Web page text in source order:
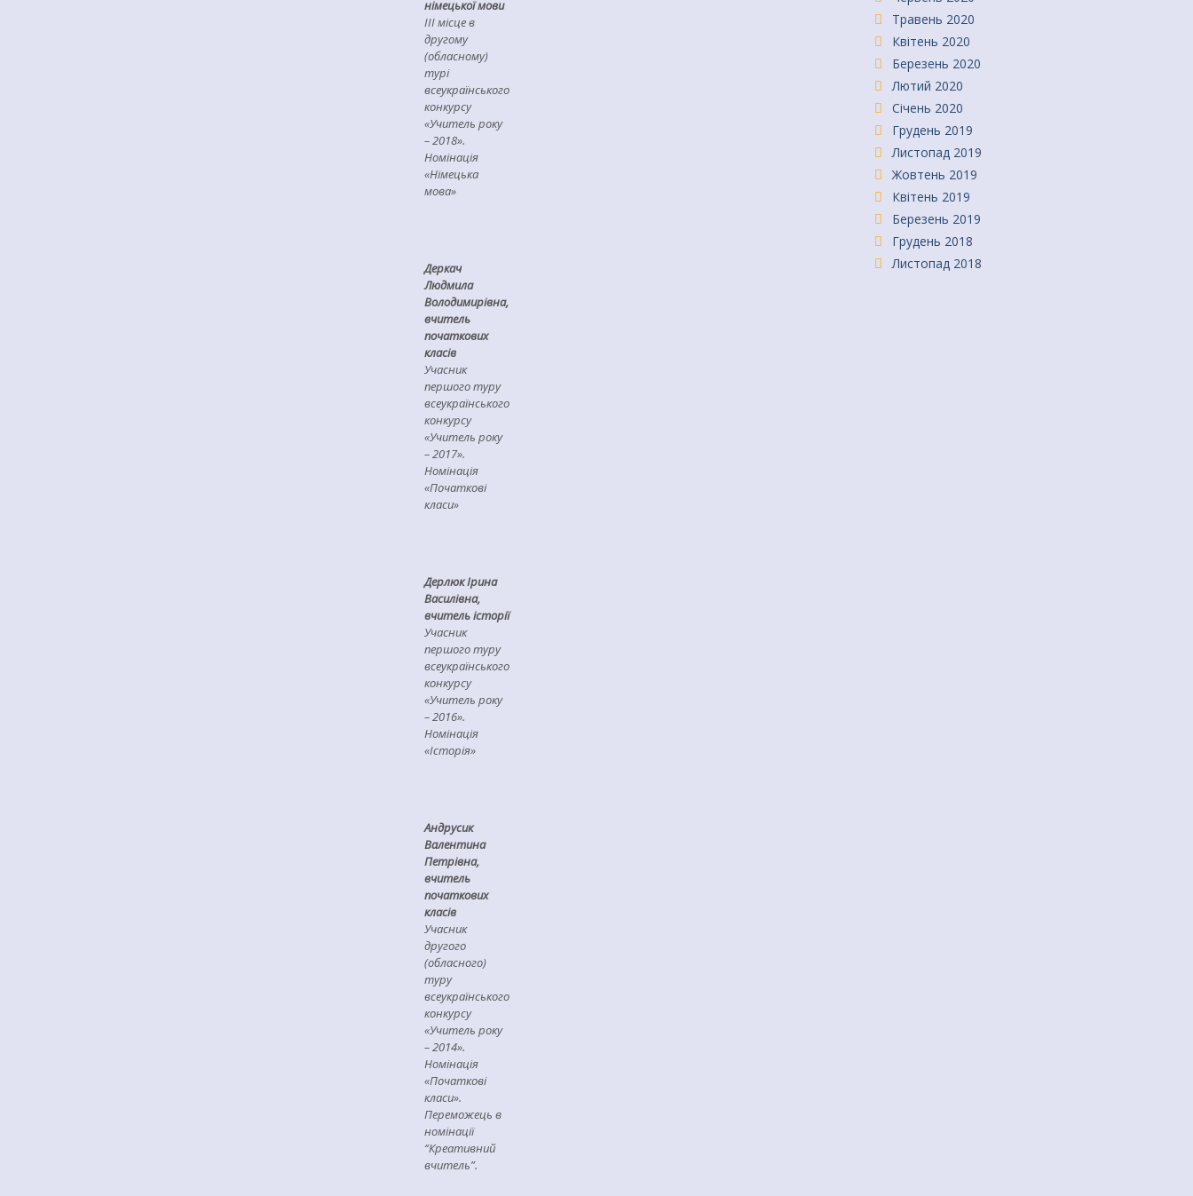
німецької мови
ІІІ місце в
другому
(обласному)
турі
всеукраїнського
конкурсу
«Учитель року
– 2018».
Номінація
«Німецька
мова»
Деркач
Людмила
Володимирівна,
вчитель
початкових
класів
Учасник
першого туру
всеукраїнського
конкурсу
«Учитель року
– 2017».
Номінація
«Початкові
класи»
Дерлюк Ірина
Василівна,
вчитель історії
Учасник
першого туру
всеукраїнського
конкурсу
«Учитель року
– 2016».
Номінація
«Історія»
Андрусик
Валентина
Петрівна,
вчитель
початкових
класів
Учасник
другого
(обласного)
туру
всеукраїнського
конкурсу
«Учитель року
– 2014».
Номінація
«Початкові
класи».
Переможець в
номінації
“Креативний
вчитель”.
Травень 2020
Квітень 2020
Березень 2020
Лютий 2020
Січень 2020
Грудень 2019
Листопад 2019
Жовтень 2019
Квітень 2019
Березень 2019
Грудень 2018
Листопад 2018